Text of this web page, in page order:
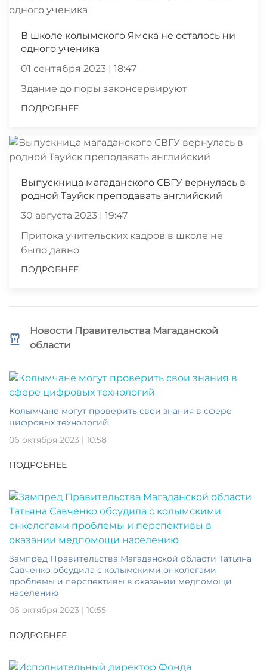
В школе колымского Ямска не осталось ни
одного ученика
01 сентября 2023 | 18:47
Здание до поры законсервируют
ПОДРОБНЕЕ
Выпускница магаданского СВГУ вернулась в
родной Тауйск преподавать английский
30 августа 2023 | 19:47
Притока учительских кадров в школе не
было давно
ПОДРОБНЕЕ
Новости Правительства Магаданской
области
Колымчане могут проверить свои знания в сфере
цифровых технологий
06 октября 2023 | 10:58
ПОДРОБНЕЕ
Зампред Правительства Магаданской области Татьяна
Савченко обсудила с колымскими онкологами
проблемы и перспективы в оказании медпомощи
населению
06 октября 2023 | 10:55
ПОДРОБНЕЕ